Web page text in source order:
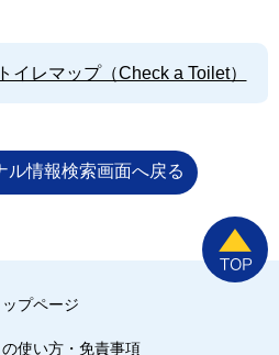
イレマップ（Check a Toilet）
ル情報検索画面へ戻る
ップページ
使い方・免責事項